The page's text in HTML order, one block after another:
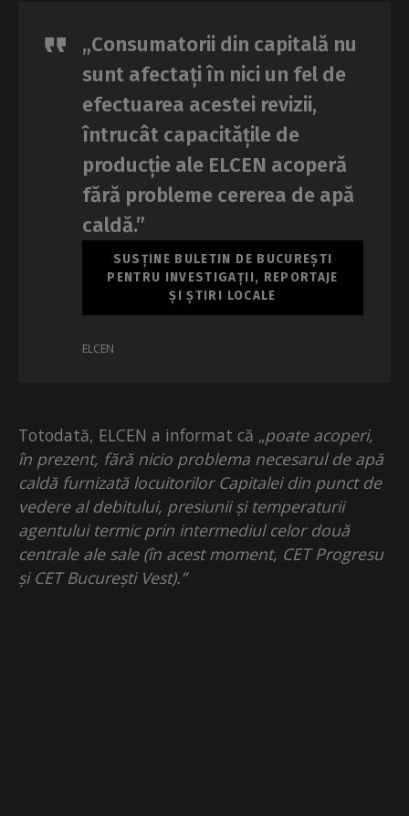
„Consumatorii din capitală nu
sunt afectați în nici un fel de
efectuarea acestei revizii,
întrucât capacitățile de
producție ale ELCEN acoperă
fără probleme cererea de apă
caldă.”
SUSȚINE BULETIN DE BUCUREȘTI
PENTRU INVESTIGAȚII, REPORTAJE
ȘI ȘTIRI LOCALE
ELCEN
Totodată, ELCEN a informat că „poate acoperi,
în prezent, fără nicio problema necesarul de apă
caldă furnizată locuitorilor Capitalei din punct de
vedere al debitului, presiunii și temperaturii
agentului termic prin intermediul celor două
centrale ale sale (în acest moment, CET Progresu
și CET București Vest).”